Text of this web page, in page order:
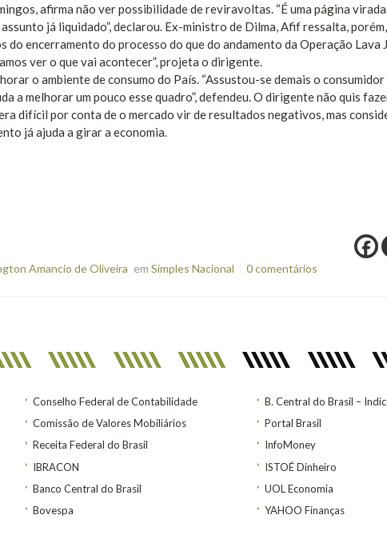
afirma não ver possibilidade de reviravoltas. “É uma página
já liquidado”, declarou. Ex-ministro de Dilma, Afif ressalta,
encerramento do processo do que do andamento da Operação Lava
ver o que vai acontecer”, projeta o dirigente.
o ambiente de consumo do País. “Assustou-se demais o
a melhorar um pouco esse quadro”, defendeu. O dirigente não quis
difícil por conta de o mercado vir de resultados negativos, mas
já ajuda a girar a economia.
Amancio de Oliveira em Simples Nacional 0 comentários
Conselho Federal de Contabilidade
Comissão de Valores Mobiliários
Receita Federal do Brasil
IBRACON
Banco Central do Brasil
Bovespa
B. Central do Brasil –
Portal Brasil
InfoMoney
ISTOÉ Dinheiro
UOL Economia
YAHOO Finanças